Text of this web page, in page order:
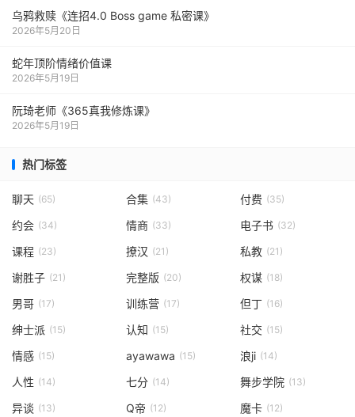
乌鸦救赎《连招4.0 Boss game 私密课》
2026年5月20日
蛇年顶阶情绪价值课
2026年5月19日
阮琦老师《365真我修炼课》
2026年5月19日
热门标签
聊天 (65) 合集 (43) 付费 (35)
约会 (34) 情商 (33) 电子书 (32)
课程 (23) 撩汉 (21) 私教 (21)
谢胜子 (21) 完整版 (20) 权谋 (18)
男哥 (17) 训练营 (17) 但丁 (16)
绅士派 (15) 认知 (15) 社交 (15)
情感 (15) ayawawa (15) 浪ji (14)
人性 (14) 七分 (14) 舞步学院 (13)
异谈 (13) Q帝 (12) 魔卡 (12)